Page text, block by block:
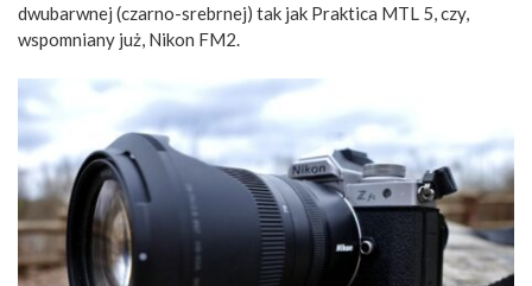
dwubarwnej (czarno-srebrnej) tak jak Praktica MTL 5, czy,
wspomniany już, Nikon FM2.